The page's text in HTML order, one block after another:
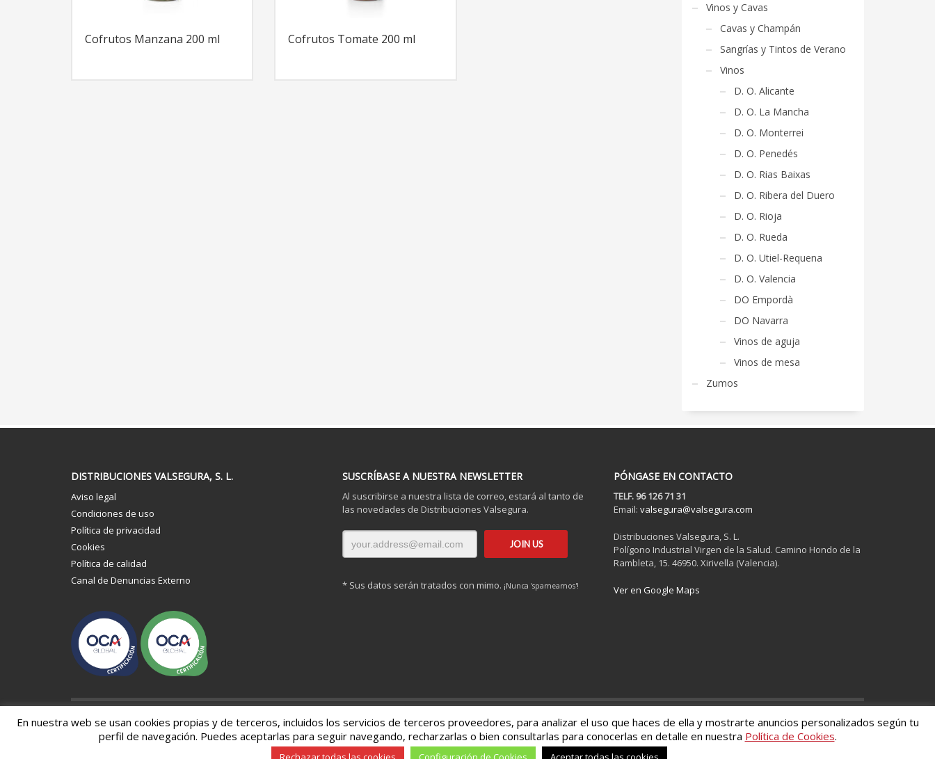
Cofrutos Manzana 200 ml Cofrutos Tomate 200 ml
Vinos y Cavas
Cavas y Champán
Sangrías y Tintos de Verano
Vinos
D. O. Alicante
D. O. La Mancha
D. O. Monterrei
D. O. Penedés
D. O. Rias Baixas
D. O. Ribera del Duero
D. O. Rioja
D. O. Rueda
D. O. Utiel-Requena
D. O. Valencia
DO Empordà
DO Navarra
Vinos de aguja
Vinos de mesa
Zumos
DISTRIBUCIONES VALSEGURA, S. L.
Aviso legal
Condiciones de uso
Política de privacidad
Cookies
Política de calidad
Canal de Denuncias Externo
SUSCRÍBASE A NUESTRA NEWSLETTER
Al suscribirse a nuestra lista de correo, estará al tanto de
las novedades de Distribuciones Valsegura.
* Sus datos serán tratados con mimo. ¡Nunca 'spameamos'!
PÓNGASE EN CONTACTO
TELF. 96 126 71 31
Email: valsegura@valsegura.com
Distribuciones Valsegura, S. L.
Polígono Industrial Virgen de la Salud. Camino Hondo de la
Rambleta, 15. 46950. Xirivella (Valencia).
Ver en Google Maps
Distribuciones Valsegura, S. L. Todos los derechos reservados ©2026
Wizible
En nuestra web se usan cookies propias y de terceros, incluidos los servicios de terceros proveedores, para analizar el uso que haces de ella y mostrarte anuncios personalizados según tu
perfil de navegación. Puedes aceptarlas para seguir navegando, recharzarlas o bien consultarlas para conocerlas en detalle en nuestra Política de Cookies.